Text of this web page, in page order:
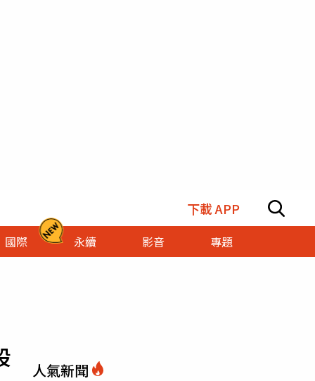
下載 APP
國際 永續 影音 專題
人氣新聞